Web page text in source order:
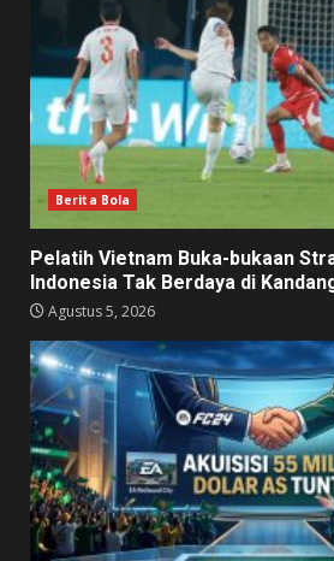
Berita Bola
Pelatih Vietnam Buka-bukaan
Indonesia Tak Berdaya di
Agustus 5, 2026